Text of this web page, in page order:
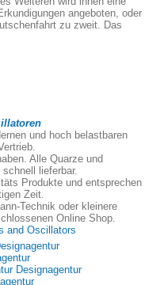
angeboten, oder
zu zweit. Das
und hoch belastbaren
Alle Quarze und
lieferbar.
Produkte und entsprechen
Zeit.
Technik oder kleinere
Online Shop.
and Oscillators
Designagentur